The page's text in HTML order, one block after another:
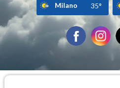
Milano 35°